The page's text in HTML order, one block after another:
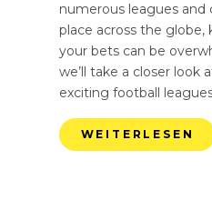
numerous leagues
place across the
your bets can be
we’ll take a closer look
exciting football
WEITERLESEN